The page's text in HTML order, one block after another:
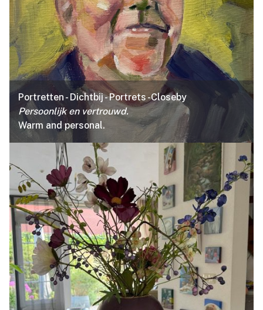
Portretten - Dichtbij - Portrets -Closeby
Persoonlijk en vertrouwd.
Warm and personal.